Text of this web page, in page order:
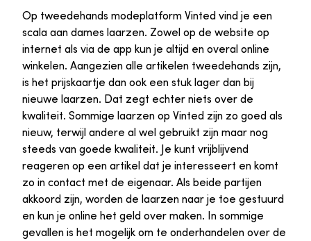
Op tweedehands modeplatform Vinted vind je een
scala aan dames laarzen. Zowel op de website op
internet als via de app kun je altijd en overal online
winkelen. Aangezien alle artikelen tweedehands zijn,
is het prijskaartje dan ook een stuk lager dan bij
nieuwe laarzen. Dat zegt echter niets over de
kwaliteit. Sommige laarzen op Vinted zijn zo goed als
nieuw, terwijl andere al wel gebruikt zijn maar nog
steeds van goede kwaliteit. Je kunt vrijblijvend
reageren op een artikel dat je interesseert en komt
zo in contact met de eigenaar. Als beide partijen
akkoord zijn, worden de laarzen naar je toe gestuurd
en kun je online het geld over maken. In sommige
gevallen is het mogelijk om te onderhandelen over de